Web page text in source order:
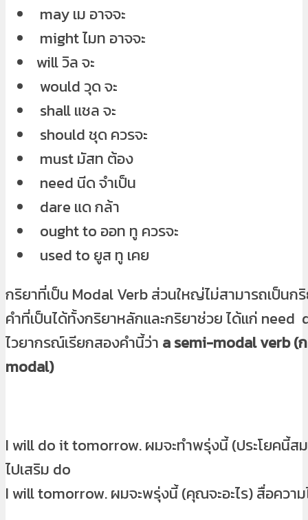
may เม อาจจะ
might ไมท อาจจะ
will วิล จะ
would วุด จะ
shall แชล จะ
should ชุด ควรจะ
must มัสท ต้อง
need นีด จำเป็น
dare แด กล้า
ought to ออท ทู ควรจะ
used to ยูส ทู เคย
กริยาที่เป็น Modal Verb ส่วนใหญ่ไม่สามารถเป็นก
คำที่เป็นได้ทั้งกริยาหลักและกริยาช่วย ได้แก่ need
ไวยากรณ์เรียกสองคำนี้ว่า a semi-modal verb (
modal)
I will do it tomorrow. ผมจะทำพรุ่งนี้ (ประโยคนี้
ไปเสริม do
I will tomorrow. ผมจะพรุ่งนี้ (คุณจะอะไร) สื่อความ